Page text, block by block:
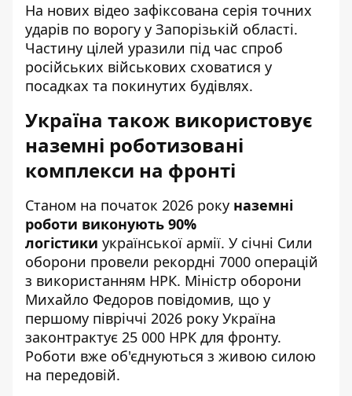
На нових відео зафіксована серія точних
ударів по ворогу у Запорізькій області.
Частину цілей уразили під час спроб
російських військових сховатися у
посадках та покинутих будівлях.
Україна також використовує
наземні роботизовані
комплекси на фронті
Станом на початок 2026 року наземні
роботи виконують 90%
логістики української армії. У січні Сили
оборони провели рекордні 7000 операцій
з використанням НРК. Міністр оборони
Михайло Федоров повідомив, що у
першому півріччі 2026 року Україна
законтрактує 25 000 НРК для фронту.
Роботи вже об'єднуються з живою силою
на передовій.